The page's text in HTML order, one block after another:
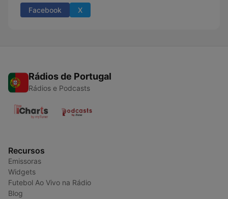
Facebook X
Rádios de Portugal
Rádios e Podcasts
Recursos
Emissoras
Widgets
Futebol Ao Vivo na Rádio
Blog